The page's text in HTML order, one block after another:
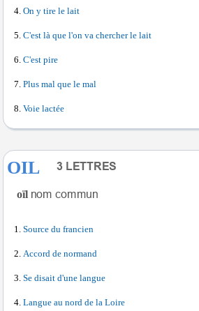
On y tire le lait
C'est là que l'on va chercher le lait
C'est pire
Plus mal que le mal
Voie lactée
OIL
oïl
Source du francien
Accord de normand
Se disait d'une langue
Langue au nord de la Loire